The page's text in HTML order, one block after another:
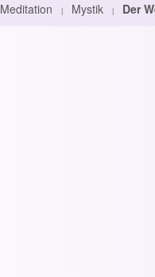
Meditation | Mystik | Der